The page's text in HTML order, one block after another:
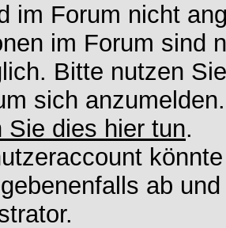
im Forum nicht
im Forum sind
Bitte nutzen
sich
Sie dies hier tun.
ab